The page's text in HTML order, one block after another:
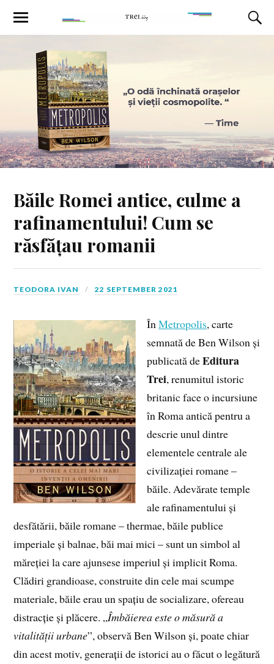
Băile Romei antice, culme a
rafinamentului! Cum se
răsfățau romanii
TEODORA IVAN 22 SEPTEMBER 2021
ÎnMetropolis, carte
semnată de Ben Wilson și
publicată deEditura
Trei, renumitul istoric
britanic face o incursiune
în Roma antică pentru a
descrie unul dintre
elementele centrale ale
civilizației romane –
băile. Adevărate temple
ale rafinamentului și
desfătării, băile romane – thermae, băile publice
imperiale și balnae, băi mai mici – sunt un simbol al
măreției la care ajunsese imperiul și implicit Roma.
Clădiri grandioase, construite din cele mai scumpe
materiale, băile erau un spațiu de socializare, ofereau
distracție și plăcere. „Îmbăierea este o măsură a
vitalității urbane”, observă Ben Wilson și, poate chiar
din acest motiv, generații de istorici au o făcut o legătură